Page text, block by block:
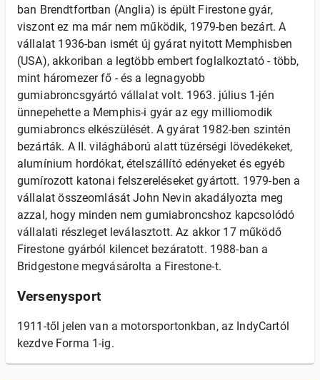
ban Brendtfortban (Anglia) is épült Firestone gyár,
viszont ez ma már nem működik, 1979-ben bezárt. A
vállalat 1936-ban ismét új gyárat nyitott Memphisben
(USA), akkoriban a legtöbb embert foglalkoztató - több,
mint háromezer fő - és a legnagyobb
gumiabroncsgyártó vállalat volt. 1963. július 1-jén
ünnepehette a Memphis-i gyár az egy milliomodik
gumiabroncs elkészülését. A gyárat 1982-ben szintén
bezárták. A II. világháború alatt tüzérségi lövedékeket,
alumínium hordókat, ételszállító edényeket és egyéb
gumírozott katonai felszereléseket gyártott. 1979-ben a
vállalat összeomlását John Nevin akadályozta meg
azzal, hogy minden nem gumiabroncshoz kapcsolódó
vállalati részleget leválasztott. Az akkor 17 működő
Firestone gyárból kilencet bezáratott. 1988-ban a
Bridgestone megvásárolta a Firestone-t.
Versenysport
1911-től jelen van a motorsportonkban, az IndyCartól
kezdve Forma 1-ig.